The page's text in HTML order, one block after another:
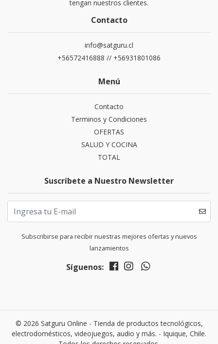
tengan nuestros clientes.
Contacto
info@satguru.cl
+56572416888 // +56931801086
Menú
Contacto
Terminos y Condiciones
OFERTAS
SALUD Y COCINA
TOTAL
Suscríbete a Nuestro Newsletter
Subscribirse para recibir nuestras mejores ofertas y nuevos
lanzamientos
Síguenos:
© 2026 Satguru Online - Tienda de productos tecnológicos,
electrodomésticos, videojuegos, audio y más. - Iquique, Chile.